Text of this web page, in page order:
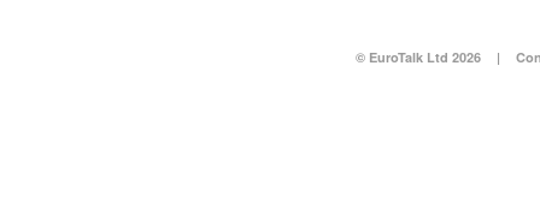
© EuroTalk Ltd 2026 |